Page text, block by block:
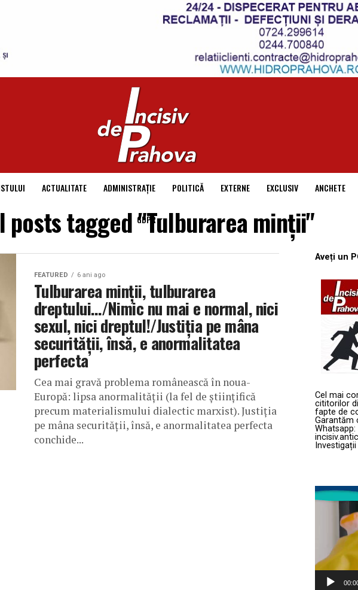
ACTUALITATE ADMINISTRAȚIE POLITICĂ EXTERNE EXCLUSIV ANCHETE
GDPR
posts tagged "Tulburarea minții"
FEATURED 6 ani ago
Tulburarea minții, tulburarea
dreptului…/Nimic nu mai e normal, nici
sexul, nici dreptul!/Justiția pe mâna
securității, însă, e anormalitatea
perfecta
Cea mai gravă problema românească în noua-
Europă: lipsa anormalității (la fel de științifică
precum materialismului dialectic marxist). Justiția
pe mâna securității, însă, e anormalitatea perfecta
conchide...
Aveți un
Cel mai
cititorilor
fapte de
Garantăm
Whatsapp:
Player
video